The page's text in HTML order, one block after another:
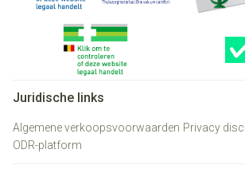
Juridische links
Algemene verkoopsvoorwaarden Privacy
ODR-platform